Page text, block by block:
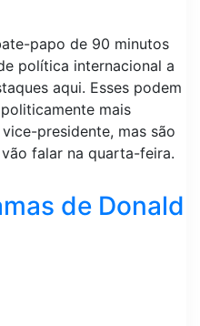
papo de 90 minutos
política internacional a
aqui. Esses podem
mais
presidente, mas são
falar na quarta-feira.
de Donald